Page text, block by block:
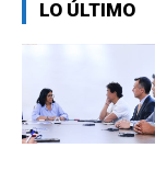
LO ÚLTIMO